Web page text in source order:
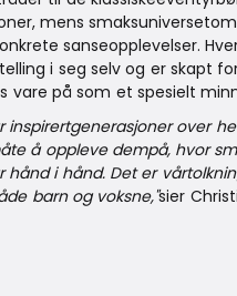
mens
sanseopplevelser.
i seg selv og er skapt
vare på som et spesielt
inspirertgenerasjoner over
å oppleve dempå, hvor
hånd i hånd. Det er
barn og voksne,"sier